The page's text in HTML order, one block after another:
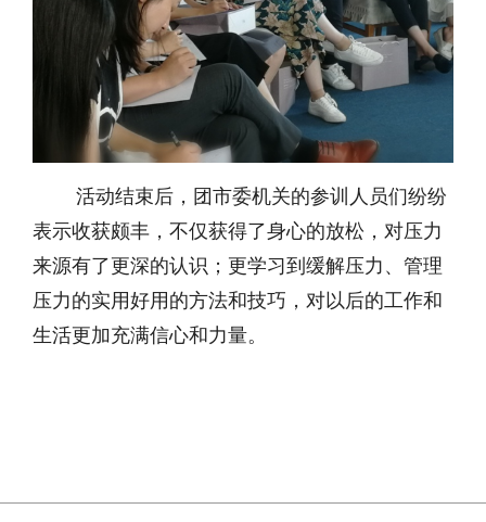
活动结束后，团市委机关的参训人员们纷纷
表示收获颇丰，不仅获得了身心的放松，对压力
来源有了更深的认识；更学习到缓解压力、管理
压力的实用好用的方法和技巧，对以后的工作和
生活更加充满信心和力量。